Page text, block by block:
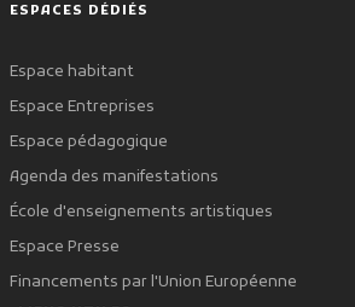
ESPACES DÉDIÉS
Espace habitant
Espace Entreprises
Espace pédagogique
Agenda des manifestations
École d'enseignements artistiques
Espace Presse
Financements par l'Union Européenne